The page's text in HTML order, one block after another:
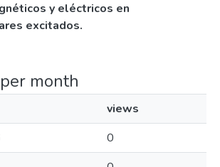
y eléctricos en
excitados.
month
views
0